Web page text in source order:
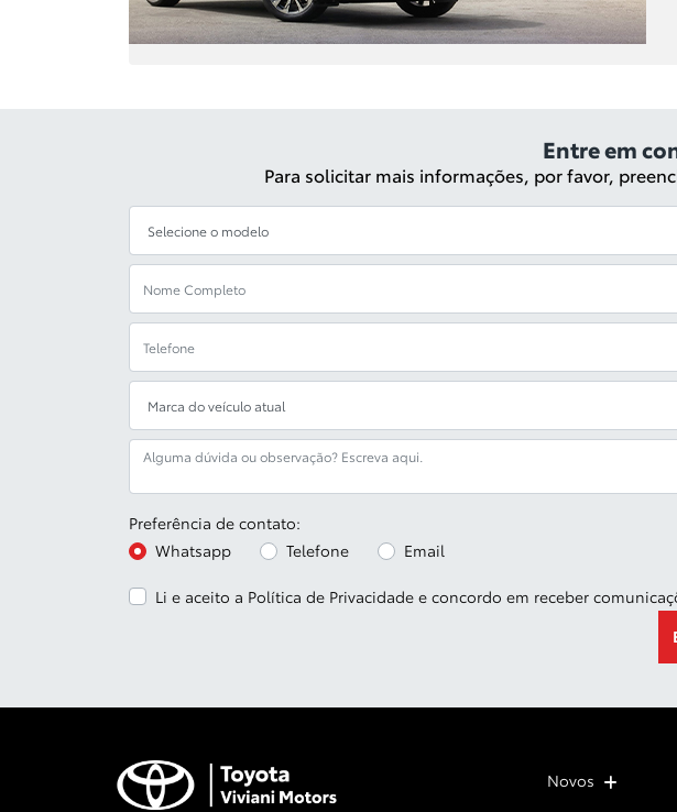
Entre em
Para solicitar mais informações, por favor,
Preferência de contato:
Whatsapp
Telefone Email
Li e aceito a Política de Privacidade e concordo em receber
Novos